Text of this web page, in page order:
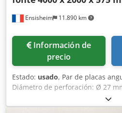
Ensisheim 11.890 km
Información de
precio
Estado: usado, Par de placas
Diámetro de perforación: Ø 27
Eskr Ancho: 575 mm
4000 mm Peso unitario: aprox. 6